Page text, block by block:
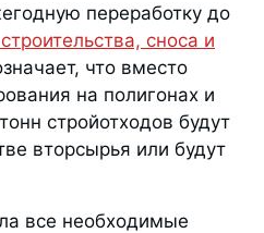
переработку до
сноса и
что вместо
на полигонах и
стройотходов будут
вторсырья или будут
все необходимые